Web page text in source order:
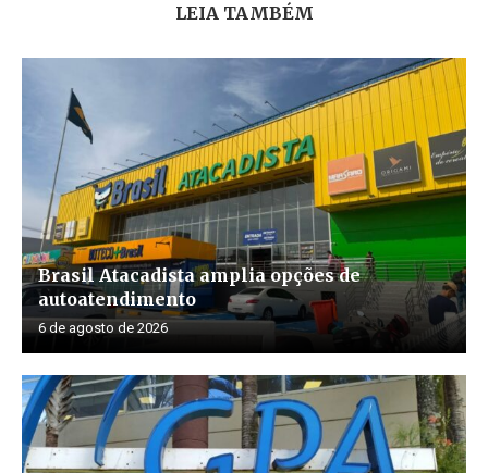
LEIA TAMBÉM
Brasil Atacadista amplia opções de
autoatendimento
6 de agosto de 2026